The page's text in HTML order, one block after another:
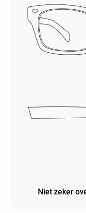
Niet zeker